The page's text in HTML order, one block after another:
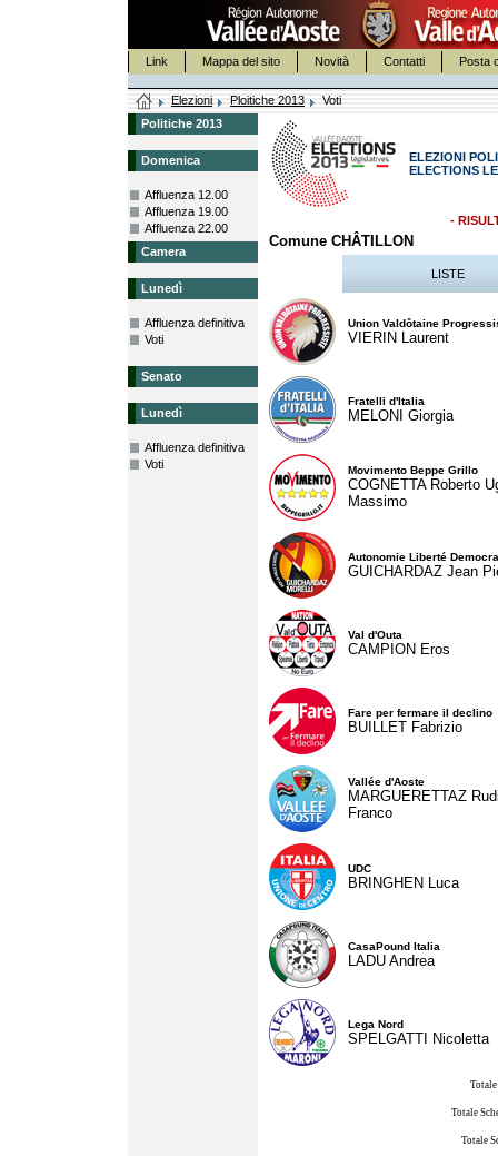
Link Mappa del sito Novità Contatti Posta
Elezioni Ploitiche 2013
Voti
Politiche 2013
Domenica
Affluenza 12.00
Affluenza 19.00
Affluenza 22.00
Camera
Lunedì
Affluenza definitiva
Voti
Senato
Lunedì
Affluenza definitiva
Voti
ELEZIONI
ELECTIONS
-
Comune CHÂTILLON
LISTE
Union Valdôtaine
VIERIN Laurent
Fratelli d'Italia
MELONI Giorgia
Movimento Beppe Grillo
COGNETTA Roberto
Massimo
Autonomie Liberté
GUICHARDAZ Jean
Val d'Outa
CAMPION Eros
Fare per fermare il declino
BUILLET Fabrizio
Vallée d'Aoste
MARGUERETTAZ
Franco
UDC
BRINGHEN Luca
CasaPound Italia
LADU Andrea
Lega Nord
SPELGATTI Nicoletta
Totale
Totale